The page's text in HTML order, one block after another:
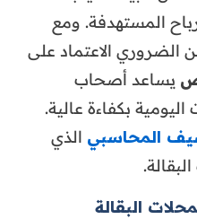
المستهدفة. ومع
الضروري الاعتماد على
يساعد أصحاب
بكفاءة عالية.
المحاسبي الذي
البقالة